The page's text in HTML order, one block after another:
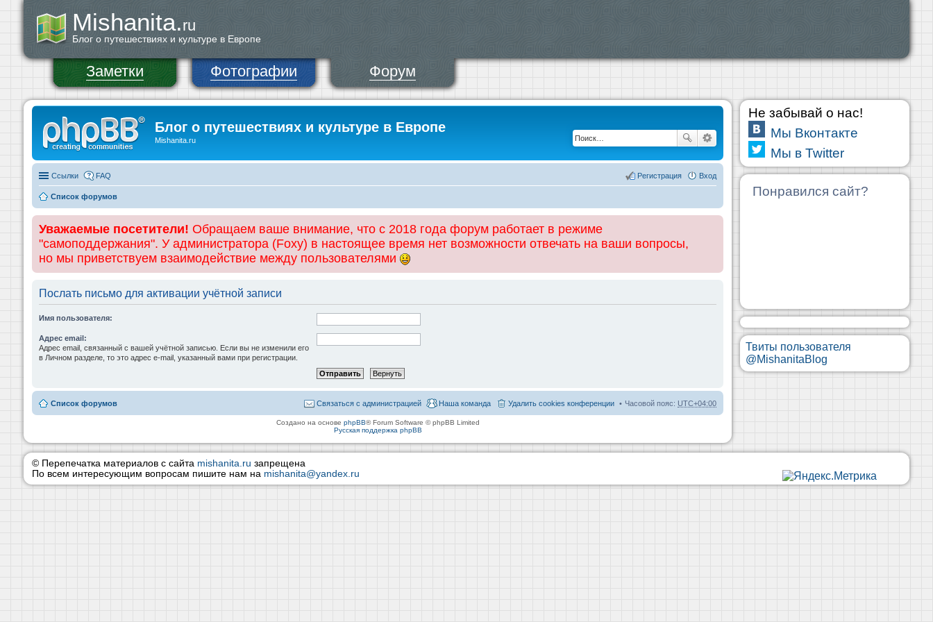
Mishanita.ru
Блог о путешествиях и культуре в Европе
Заметки Фотографии Форум
Блог о путешествиях и культуре в Европе
Mishanita.ru
Ссылки FAQ Вход
Регистрация
Список форумов
Уважаемые посетители! Обращаем ваше внимание, что с 2018 года форум работает в режиме
"самоподдержания". У администратора (Foxy) в настоящее время нет возможности отвечать на ваши вопросы,
но мы приветствуем взаимодействие между пользователями
Послать письмо для активации учётной записи
Имя пользователя:
Адрес email:
Адрес email, связанный с вашей учётной записью. Если вы не изменили его
в Личном разделе, то это адрес e-mail, указанный вами при регистрации.
Список форумов Часовой пояс: UTC+04:00
Удалить cookies конференции
Наша команда
Связаться с администрацией
Создано на основе phpBB® Forum Software © phpBB Limited
Русская поддержка phpBB
Не забывай о нас!
Мы Вконтакте
Мы в Twitter
Понравился сайт?
Твиты пользователя
@MishanitaBlog
© Перепечатка материалов с сайта mishanita.ru запрещена
По всем интересующим вопросам пишите нам на mishanita@yandex.ru